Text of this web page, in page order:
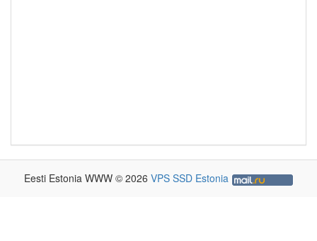
Eesti Estonia WWW © 2026 VPS SSD Estonia